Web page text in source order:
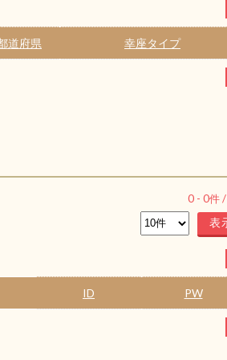
道府県 幸座タイプ
0 - 0件 /
ID PW